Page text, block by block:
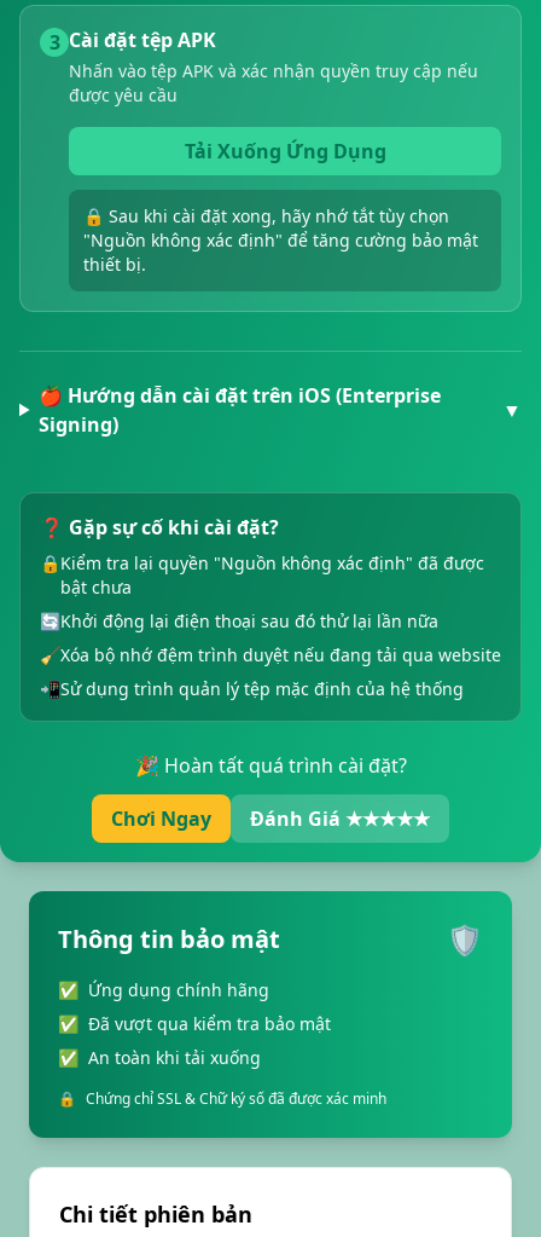
3 Cài đặt tệp APK
Nhấn vào tệp APK và xác nhận quyền truy cập nếu
được yêu cầu
Tải Xuống Ứng Dụng
🔒 Sau khi cài đặt xong, hãy nhớ tắt tùy chọn
"Nguồn không xác định" để tăng cường bảo mật
thiết bị.
🍎 Hướng dẫn cài đặt trên iOS (Enterprise
Signing)
▼
❓ Gặp sự cố khi cài đặt?
🔒 Kiểm tra lại quyền "Nguồn không xác định" đã được
bật chưa
🔄Khởi động lại điện thoại sau đó thử lại lần nữa
🧹Xóa bộ nhớ đệm trình duyệt nếu đang tải qua website
📲Sử dụng trình quản lý tệp mặc định của hệ thống
🎉 Hoàn tất quá trình cài đặt?
Chơi Ngay
Đánh Giá ★★★★★
Thông tin bảo mật 🛡️
✅ Ứng dụng chính hãng
✅ Đã vượt qua kiểm tra bảo mật
✅ An toàn khi tải xuống
🔒 Chứng chỉ SSL & Chữ ký số đã được xác minh
Chi tiết phiên bản